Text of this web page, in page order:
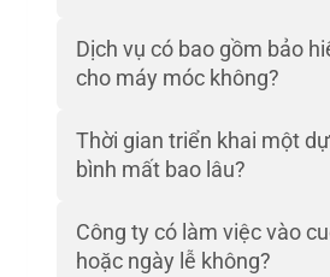
Dịch vụ có bao gồm bảo
cho máy móc không?
Thời gian triển khai một
bình mất bao lâu?
Công ty có làm việc vào
hoặc ngày lễ không?